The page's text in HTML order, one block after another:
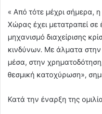
« Από τότε μέχρι σήμερα,
Χώρας έχει μετατραπεί
μηχανισμό διαχείρισης
κινδύνων. Με άλματα
μέσα, στην
θεσμική κατοχύρωση»,
Κατά την έναρξη της